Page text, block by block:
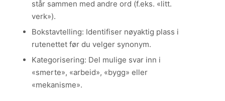
står sammen med andre ord (f.eks. «litt.
verk»).
Bokstavtelling: Identifiser nøyaktig plass i
rutenettet før du velger synonym.
Kategorisering: Del mulige svar inn i
«smerte», «arbeid», «bygg» eller
«mekanisme».